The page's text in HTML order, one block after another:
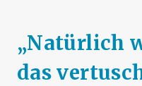
„Natürlich
das